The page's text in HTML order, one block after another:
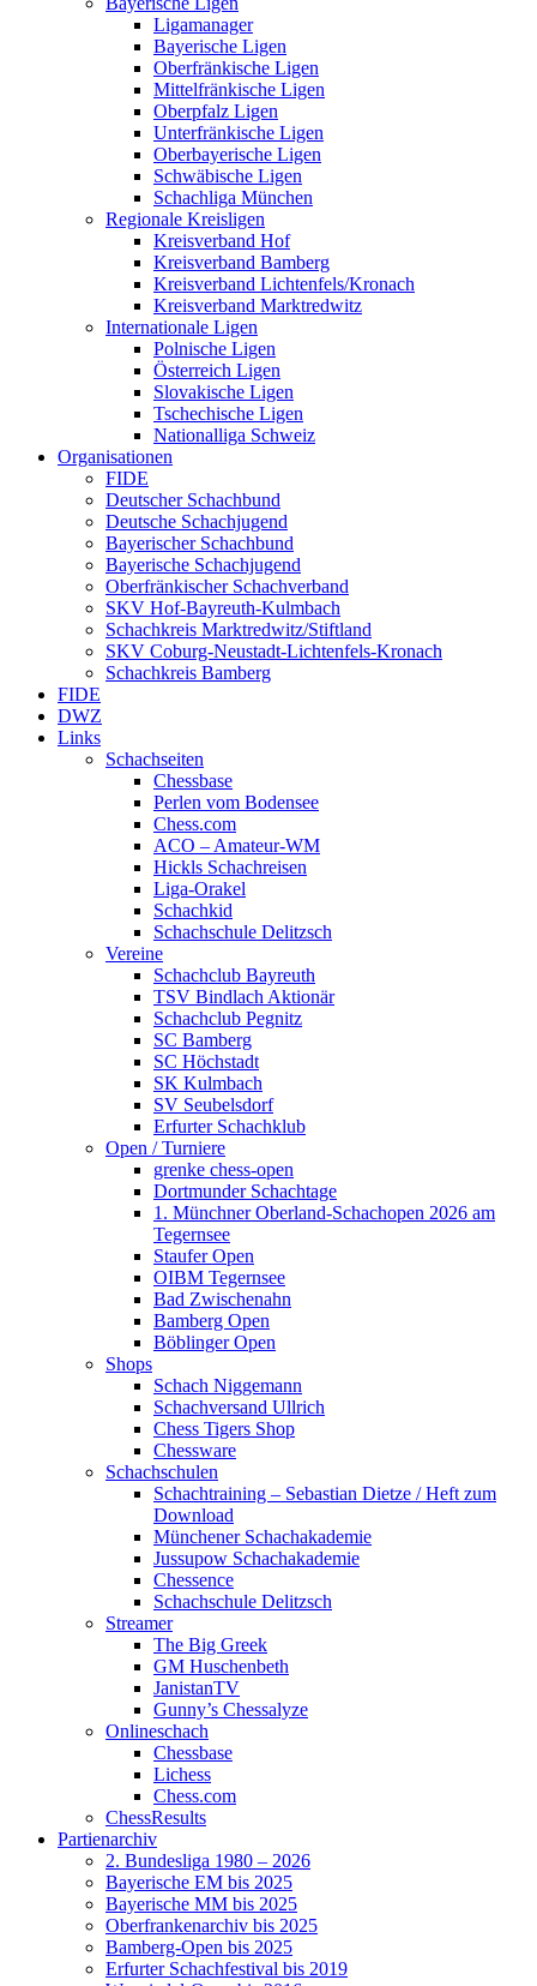
Ligamanager
Bayerische Ligen
Oberfränkische Ligen
Mittelfränkische Ligen
Oberpfalz Ligen
Unterfränkische Ligen
Oberbayerische Ligen
Schwäbische Ligen
Schachliga München
Regionale Kreisligen
Kreisverband Hof
Kreisverband Bamberg
Kreisverband Lichtenfels/Kronach
Kreisverband Marktredwitz
Internationale Ligen
Polnische Ligen
Österreich Ligen
Slovakische Ligen
Tschechische Ligen
Nationalliga Schweiz
Organisationen
FIDE
Deutscher Schachbund
Deutsche Schachjugend
Bayerischer Schachbund
Bayerische Schachjugend
Oberfränkischer Schachverband
SKV Hof-Bayreuth-Kulmbach
Schachkreis Marktredwitz/Stiftland
SKV Coburg-Neustadt-Lichtenfels-Kronach
Schachkreis Bamberg
FIDE
DWZ
Links
Schachseiten
Chessbase
Perlen vom Bodensee
Chess.com
ACO – Amateur-WM
Hickls Schachreisen
Liga-Orakel
Schachkid
Schachschule Delitzsch
Vereine
Schachclub Bayreuth
TSV Bindlach Aktionär
Schachclub Pegnitz
SC Bamberg
SC Höchstadt
SK Kulmbach
SV Seubelsdorf
Erfurter Schachklub
Open / Turniere
grenke chess-open
Dortmunder Schachtage
1. Münchner Oberland-Schachopen 2026 am
Tegernsee
Staufer Open
OIBM Tegernsee
Bad Zwischenahn
Bamberg Open
Böblinger Open
Shops
Schach Niggemann
Schachversand Ullrich
Chess Tigers Shop
Chessware
Schachschulen
Schachtraining – Sebastian Dietze / Heft zum
Download
Münchener Schachakademie
Jussupow Schachakademie
Chessence
Schachschule Delitzsch
Streamer
The Big Greek
GM Huschenbeth
JanistanTV
Gunny’s Chessalyze
Onlineschach
Chessbase
Lichess
Chess.com
ChessResults
Partienarchiv
2. Bundesliga 1980 – 2026
Bayerische EM bis 2025
Bayerische MM bis 2025
Oberfrankenarchiv bis 2025
Bamberg-Open bis 2025
Erfurter Schachfestival bis 2019